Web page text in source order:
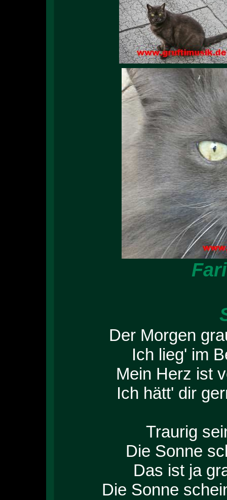
Der Morgen
Ich lieg' im
Mein Herz ist
Ich hätt' dir
Traurig
Die Sonne
Das ist ja
Die Sonne